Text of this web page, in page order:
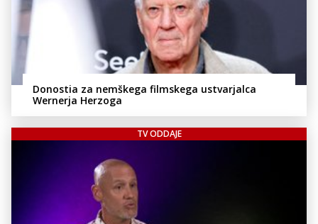
Donostia za nemškega filmskega ustvarjalca
Wernerja Herzoga
TV ODDAJE